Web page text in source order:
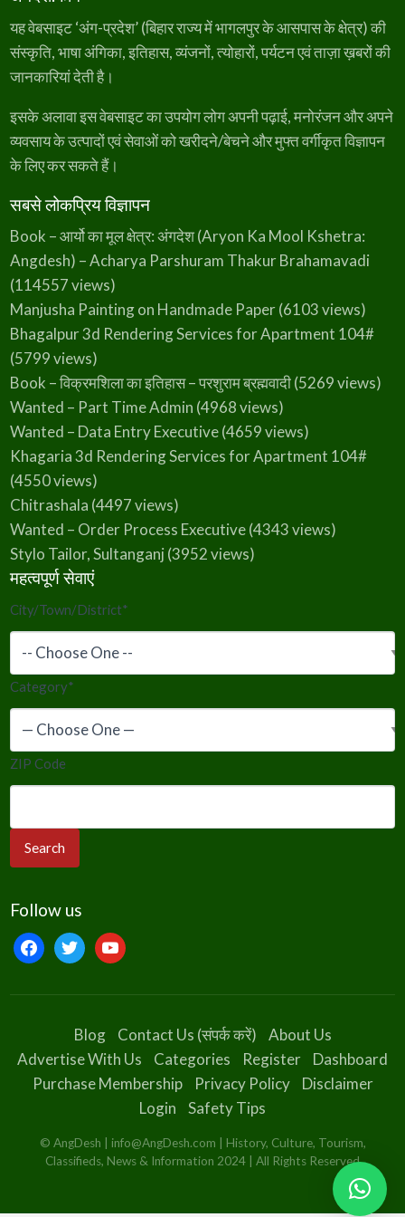
s
:
₹
3
5
0
.
2
9
9
.
w
a
s
:
₹
4
5
0
.
s
:
₹
3
4
9
.
यह वेबसाइट ‘अंग-प्रदेश’ (बिहार राज्य में भागलपुर के आसपास के क्षेत्र) की
संस्कृति, भाषा अंगिका, इतिहास, व्यंजनों, त्योहारों, पर्यटन एवं ताज़ा ख़बरों की
जानकारियां देती है।
इसके अलावा इस वेबसाइट का उपयोग लोग अपनी पढ़ाई, मनोरंजन और अपने
व्यवसाय के उत्पादों एवं सेवाओं को खरीदने/बेचने और मुफ्त वर्गीकृत विज्ञापन
के लिए कर सकते हैं।
सबसे लोकप्रिय विज्ञापन
Book – आर्यो का मूल क्षेत्र: अंगदेश (Aryon Ka Mool Kshetra:
Angdesh) – Acharya Parshuram Thakur Brahamavadi
(114557 views)
Manjusha Painting on Handmade Paper(6103 views)
Bhagalpur 3d Rendering Services for Apartment 104#
(5799 views)
Book – विक्रमशिला का इतिहास – परशुराम ब्रह्मवादी(5269 views)
Wanted – Part Time Admin (4968 views)
Wanted – Data Entry Executive(4659 views)
Khagaria 3d Rendering Services for Apartment 104#
(4550 views)
Chitrashala (4497 views)
Wanted – Order Process Executive(4343 views)
Stylo Tailor, Sultanganj (3952 views)
महत्वपूर्ण सेवाएं
City/Town/District*
Category*
ZIP Code
Follow us
facebooktwitteryoutube
Blog Contact Us (संपर्क करें)
About Us
Advertise With Us
Categories Register
Dashboard
Purchase Membership
Privacy Policy
Disclaimer
Login
Safety Tips
© AngDesh | info@AngDesh.com | History, Culture, Tourism,
Classifieds, News & Information 2024 | All Rights Reserved